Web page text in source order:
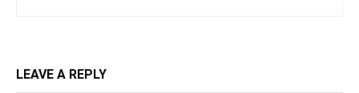
LEAVE A REPLY